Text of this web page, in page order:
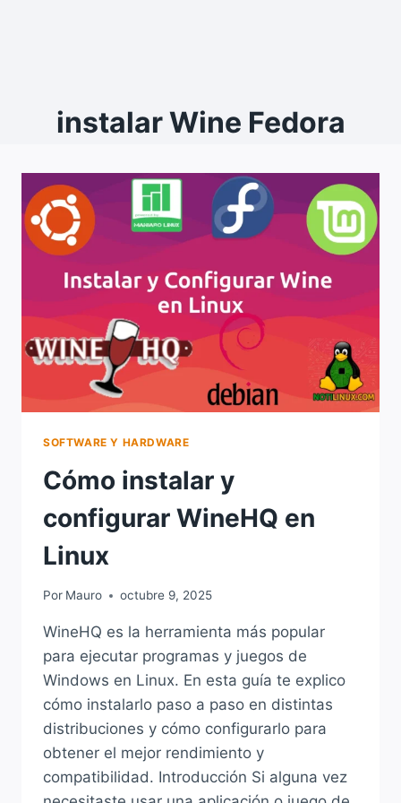
instalar Wine Fedora
SOFTWARE Y HARDWARE
Cómo instalar y
configurar WineHQ en
Linux
Por Mauro octubre 9, 2025
WineHQ es la herramienta más popular
para ejecutar programas y juegos de
Windows en Linux. En esta guía te explico
cómo instalarlo paso a paso en distintas
distribuciones y cómo configurarlo para
obtener el mejor rendimiento y
compatibilidad. Introducción Si alguna vez